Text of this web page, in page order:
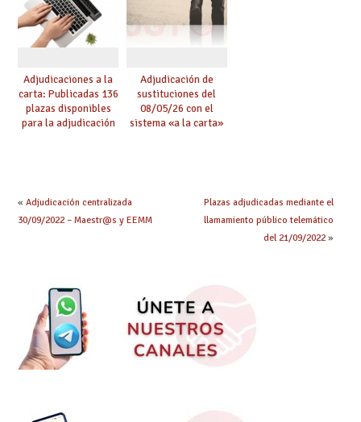
Adjudicaciones a la
carta: Publicadas 136
plazas disponibles
para la adjudicación
Adjudicación de
sustituciones del
08/05/26 con el
sistema «a la carta»
« Adjudicación centralizada
30/09/2022 – Maestr@s y EEMM
Plazas adjudicadas mediante el
llamamiento público telemático
del 21/09/2022»